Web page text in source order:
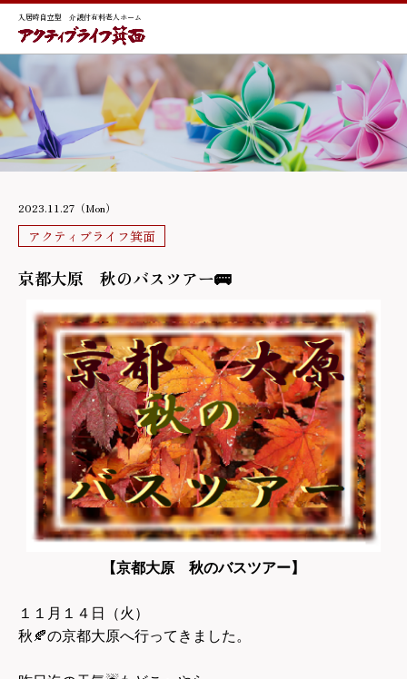
入居時自立型 介護付有料老人ホーム
2023.11.27（Mon）
アクティブライフ箕面
京都大原 秋のバスツアー🚌
【京都大原 秋のバスツアー】
１１月１４日（火）
秋🍂の京都大原へ行ってきました。